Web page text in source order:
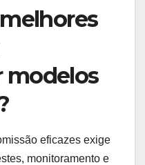
disputas e
mesma página.
vendas ou planilhas
esse processo.
as partes concordem
surpresas no
comissões.